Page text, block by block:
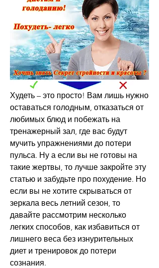
Худеть – это просто! Вам лишь нужно
оставаться голодным, отказаться от
любимых блюд и побежать на
тренажерный зал, где вас будут
мучить упражнениями до потери
пульса. Ну а если вы не готовы на
такие жертвы, то лучше закройте эту
статью и забудьте про похудение. Но
если вы не хотите скрываться от
зеркала весь летний сезон, то
давайте рассмотрим несколько
легких способов, как избавиться от
лишнего веса без изнурительных
диет и тренировок до потери
сознания.